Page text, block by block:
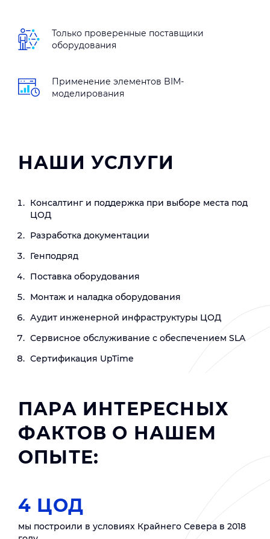
Только проверенные поставщики
оборудования
Применение элементов BIM-
моделирования
НАШИ УСЛУГИ
Консалтинг и поддержка при выборе места под
ЦОД
Разработка документации
Генподряд
Поставка оборудования
Монтаж и наладка оборудования
Аудит инженерной инфраструктуры ЦОД
Сервисное обслуживание с обеспечением SLA
Сертификация UpTime
ПАРА ИНТЕРЕСНЫХ
ФАКТОВ О НАШЕМ
ОПЫТЕ:
4 ЦОД
мы построили в условиях Крайнего Севера в 2018